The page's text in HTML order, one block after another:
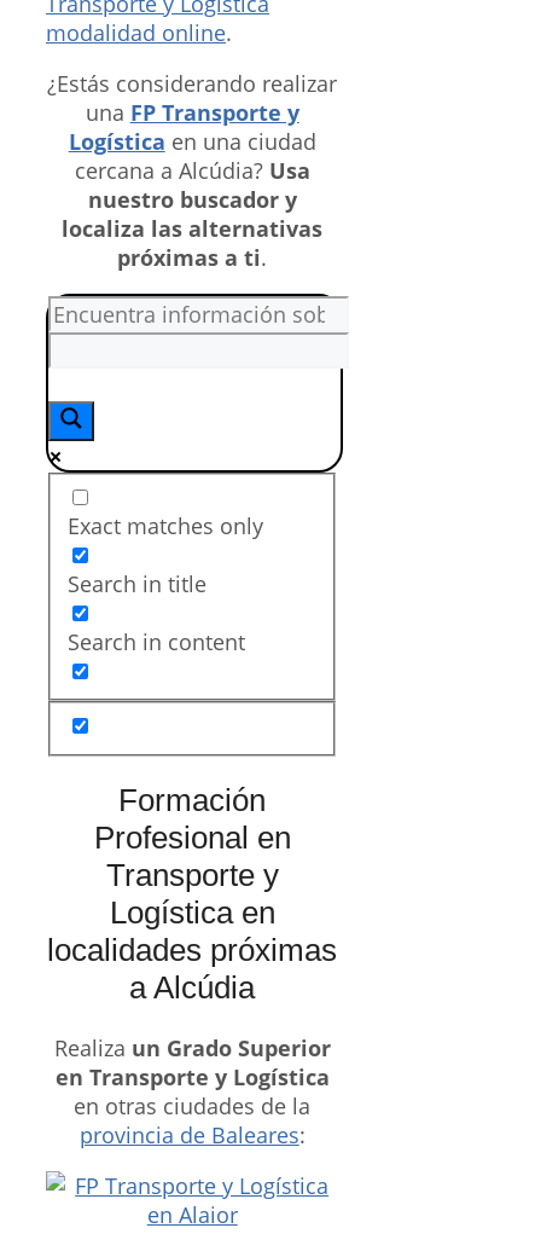
modalidad online.
¿Estás considerando realizar
una FP Transporte y
Logística en una ciudad
cercana a Alcúdia? Usa
nuestro buscador y
localiza las alternativas
próximas a ti.
Exact matches only
Search in title
Search in content
Formación
Profesional en
Transporte y
Logística en
localidades próximas
a Alcúdia
Realiza un Grado Superior
en Transporte y Logística
en otras ciudades de la
provincia de Baleares: